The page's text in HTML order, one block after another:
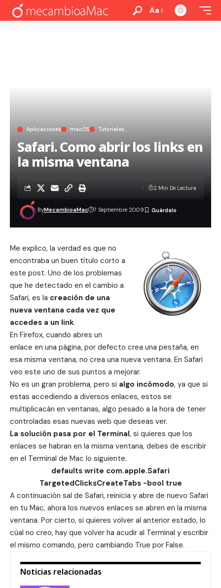
Aa
Aplicaciones macOS Tutoriales
Safari. Como abrir los links en
la misma ventana
ByMecambioaMac 7 Septiembre 2009
2 Min De Lectura
Me explico, la verdad es que no
encontraba un buen título corto a
este post. Uno de los problemas
que he detectado en el cambio a
Safari, es la creación de una
nueva ventana cada vez que
accedes a un link.
En Firefox, cuando abres un
enlace en una página, por defecto crea una pestaña, en
esa misma ventana, no crea una nueva ventana. En Safari
veo este uno de sus puntos a mejorar.
No es un gran problema, pero si algo incómodo, ya que si
estas accediendo a diversos enlaces, estos se
multiplicacán en ventanas, algo pesado a la hora de tener
controladas esas nuevas web que deseas ver.
La solución pasa por el Terminal, si quieres que los
enlaces se habran en la misma ventana, debes de escribir
en el Terminal de Mac lo siguiente.
defaults write com.apple.Safari
TargetedClicksCreateTabs -bool true
A continuación sal de Safari, reinicia y abre de nuevo Safari
en tu Mac, ahora los nuevos enlaces se abren en la misma
ventana. Por cierto, si quieres volver al anterior estado, lo
cúal no creo, hay que volver ha acudir al Terminal y escribir
el mismo comando, pero cambiando True por False.
Noticias relacionadas